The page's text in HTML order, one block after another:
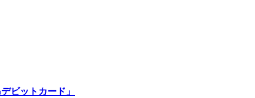
ビットカード」